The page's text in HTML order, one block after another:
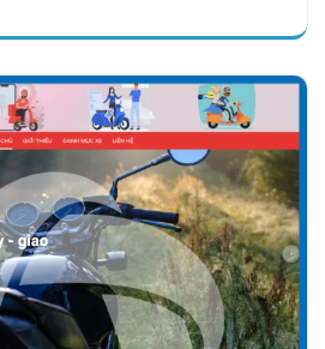
Xem giao diện